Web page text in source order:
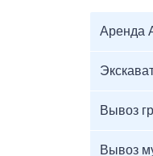
Аренда
Вывоз
Вывоз